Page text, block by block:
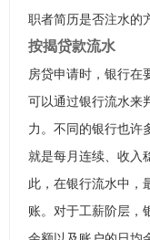
职者简历是否注水的
按揭贷款流水
房贷申请时，银行在
可以通过银行流水来
力。不同的银行也许
就是每月连续、收入
此，在银行流水中，
账。对于工薪阶层，